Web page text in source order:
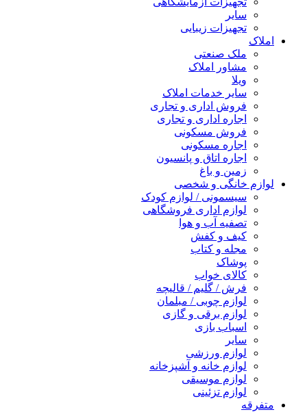
سایر
تجهیزات زیبایی
املاک
ملک صنعتی
مشاور املاک
ویلا
سایر خدمات املاک
فروش اداری و تجاری
اجاره اداری و تجاری
فروش مسکونی
اجاره مسکونی
اجاره اتاق و پانسیون
زمین و باغ
لوازم خانگی و شخصی
سیسمونی / لوازم کودک
لوازم اداری فروشگاهی
تصفیه آب و هوا
کیف و کفش
مجله و کتاب
پوشاک
کالای خواب
فرش / گلیم / قالیچه
لوازم چوبی / مبلمان
لوازم برقی و گازی
اسباب بازی
سایر
لوازم ورزشی
لوازم خانه و آشپزخانه
لوازم موسیقی
لوازم تزئینی
متفرقه